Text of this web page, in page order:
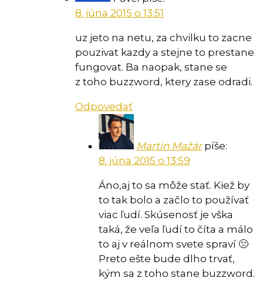
8. júna 2015 o 13:51
uz jeto na netu, za chvilku to zacne
pouzivat kazdy a stejne to prestane
fungovat. Ba naopak, stane se
z toho buzzword, ktery zase odradi.
Odpovedať
Martin Mažár píše:
8. júna 2015 o 13:59
Áno,aj to sa môže stať. Kiež by
to tak bolo a začlo to používať
viac ľudí. Skúsenosť je vška
taká, že veľa ľudí to číta a málo
to aj v reálnom svete spraví 🙁
Preto ešte bude dlho trvať,
kým sa z toho stane buzzword.